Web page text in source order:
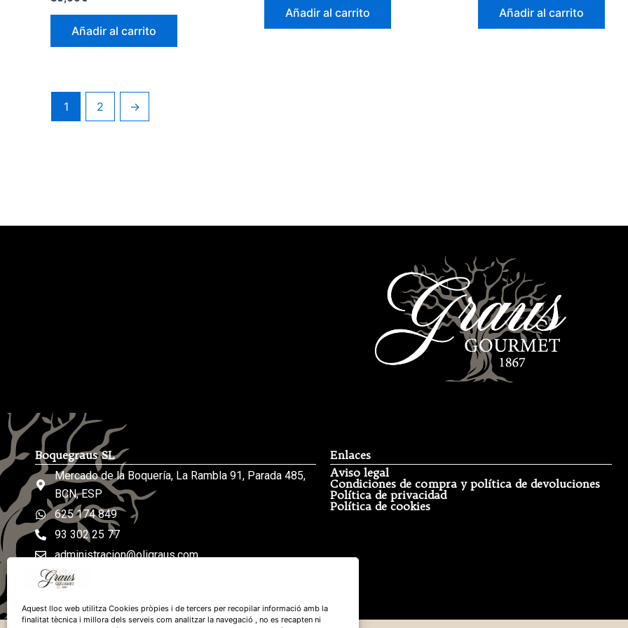
Aquest lloc web utilitza Cookies pròpies i de tercers per recopilar informació amb la
finalitat tècnica i millora dels serveis com analitzar la navegació , no es recapten ni
Añadir al carrito
Añadir al carrito Añadir al carrito
1 2 →
Boquegraus SL
Mercado de la Boquería, La Rambla 91, Parada 485,
BCN, ESP
625 174 849
93 302 25 77
administracion@oligraus.com
De lunes a sábados: de 8h a 19h
Enlaces
Aviso legal
Condiciones de compra y política de devoluciones
Política de privacidad
Política de cookies